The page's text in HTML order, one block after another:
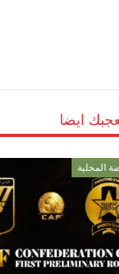
ايضا
المحلية